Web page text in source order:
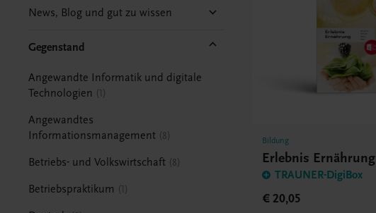
News, Blog und gut zu wissen
Gegenstand
Angewandte Informatik und digitale
Technologien
1
Angewandtes
Informationsmanagement 8
Betriebs- und Volkswirtschaft 8
Betriebspraktikum 1
Bildung
Erlebnis Ernährung
TRAUNER-DigiBox
€ 20,05